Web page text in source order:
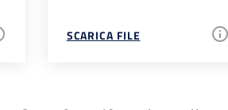
SCARICA FILE